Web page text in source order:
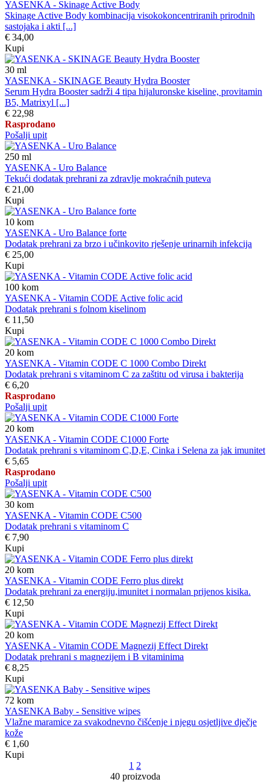
YASENKA - Skinage Active Body
Skinage Active Body kombinacija visokokoncentriranih prirodnih
sastojaka i akti [...]
€ 34,00
Kupi
30 ml
YASENKA - SKINAGE Beauty Hydra Booster
Serum Hydra Booster sadrži 4 tipa hijaluronske kiseline, provitamin
B5, Matrixyl [...]
€ 22,98
Rasprodano
Pošalji upit
250 ml
YASENKA - Uro Balance
Tekući dodatak prehrani za zdravlje mokraćnih puteva
€ 21,00
Kupi
10 kom
YASENKA - Uro Balance forte
Dodatak prehrani za brzo i učinkovito rješenje urinarnih infekcija
€ 25,00
Kupi
100 kom
YASENKA - Vitamin CODE Active folic acid
Dodatak prehrani s folnom kiselinom
€ 11,50
Kupi
20 kom
YASENKA - Vitamin CODE C 1000 Combo Direkt
Dodatak prehrani s vitaminom C za zaštitu od virusa i bakterija
€ 6,20
Rasprodano
Pošalji upit
20 kom
YASENKA - Vitamin CODE C1000 Forte
Dodatak prehrani s vitaminom C,D,E, Cinka i Selena za jak imunitet
€ 5,65
Rasprodano
Pošalji upit
30 kom
YASENKA - Vitamin CODE C500
Dodatak prehrani s vitaminom C
€ 7,90
Kupi
20 kom
YASENKA - Vitamin CODE Ferro plus direkt
Dodatak prehrani za energiju,imunitet i normalan prijenos kisika.
€ 12,50
Kupi
20 kom
YASENKA - Vitamin CODE Magnezij Effect Direkt
Dodatak prehrani s magnezijem i B vitaminima
€ 8,25
Kupi
72 kom
YASENKA Baby - Sensitive wipes
Vlažne maramice za svakodnevno čišćenje i njegu osjetljive dječje
kože
€ 1,60
Kupi
1 2
40 proizvoda